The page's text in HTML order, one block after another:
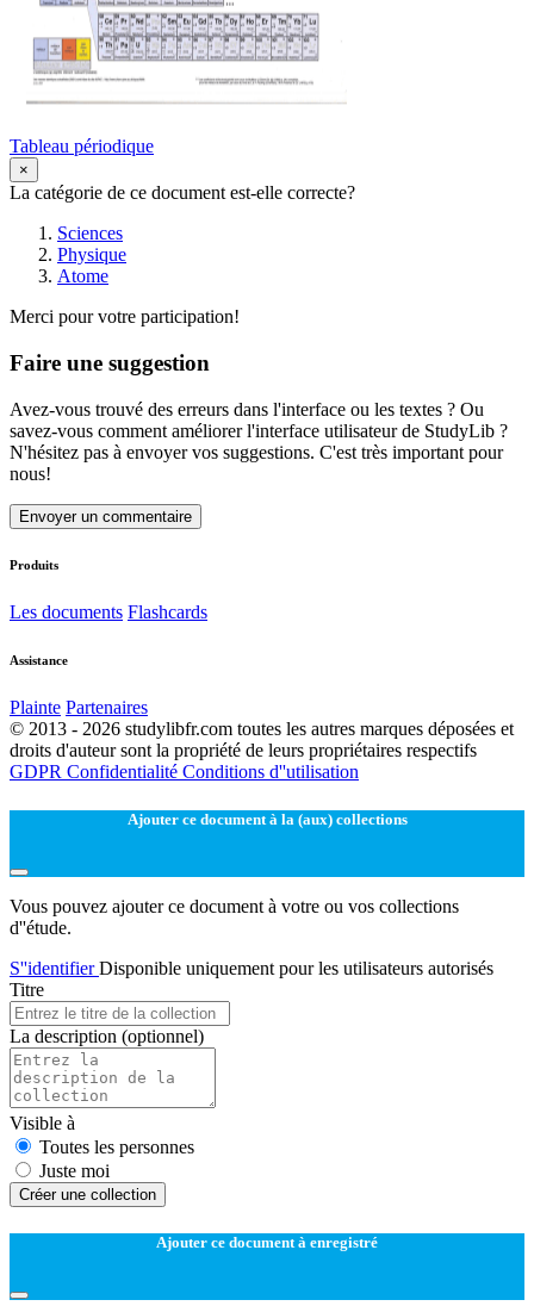
Tableau périodique
×
La catégorie de ce document est-elle correcte?
Sciences
Physique
Atome
Merci pour votre participation!
Faire une suggestion
Avez-vous trouvé des erreurs dans l'interface ou les textes ? Ou
savez-vous comment améliorer l'interface utilisateur de StudyLib ?
N'hésitez pas à envoyer vos suggestions. C'est très important pour
nous!
Envoyer un commentaire
Produits
Les documents Flashcards
Assistance
Plainte Partenaires
© 2013 - 2026 studylibfr.com toutes les autres marques déposées et
droits d'auteur sont la propriété de leurs propriétaires respectifs
GDPR Confidentialité Conditions d''utilisation
Ajouter ce document à la (aux) collections
Vous pouvez ajouter ce document à votre ou vos collections
d''étude.
S''identifierDisponible uniquement pour les utilisateurs autorisés
Titre
La description (optionnel)
Visible à
Toutes les personnes
Juste moi
Créer une collection
Ajouter ce document à enregistré